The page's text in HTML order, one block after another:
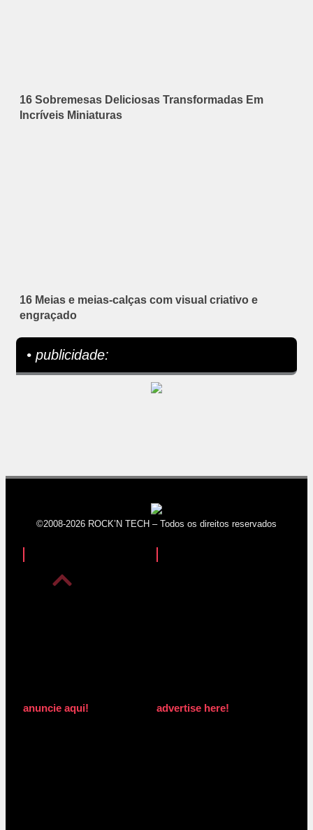
16 Sobremesas Deliciosas Transformadas Em
Incríveis Miniaturas
16 Meias e meias-calças com visual criativo e
engraçado
• publicidade:
©2008-2026 ROCK’N TECH – Todos os direitos reservados
anuncie aqui! advertise here!